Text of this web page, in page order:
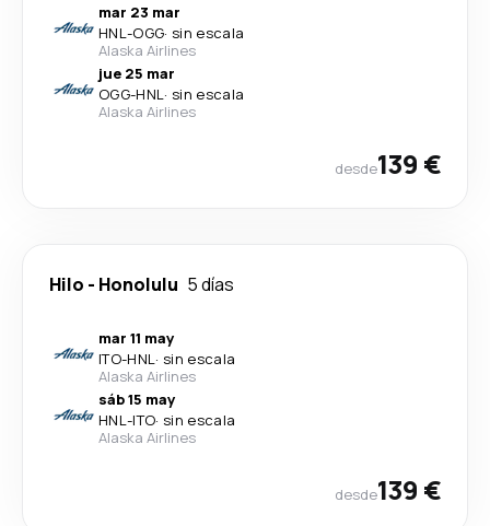
mar 23 mar
HNL-OGG· sin escala
Alaska Airlines
jue 25 mar
OGG-HNL· sin escala
Alaska Airlines
desde139 €
Hilo - Honolulu 5 días
mar 11 may
ITO-HNL· sin escala
Alaska Airlines
sáb 15 may
HNL-ITO· sin escala
Alaska Airlines
desde139 €